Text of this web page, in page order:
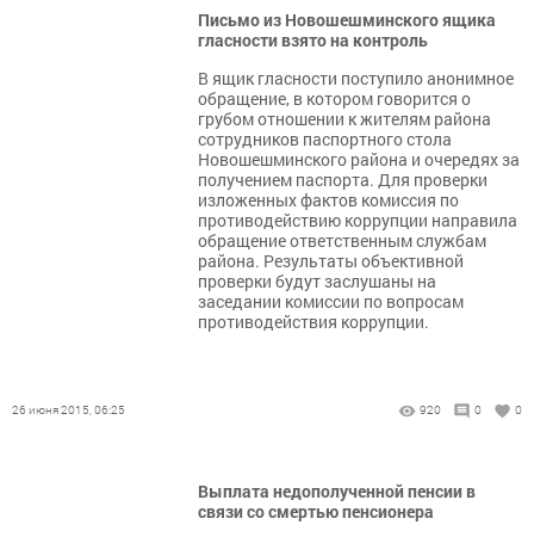
Письмо из Новошешминского ящика
гласности взято на контроль
В ящик гласности поступило анонимное
обращение, в котором говорится о
грубом отношении к жителям района
сотрудников паспортного стола
Новошешминского района и очередях за
получением паспорта. Для проверки
изложенных фактов комиссия по
противодействию коррупции направила
обращение ответственным службам
района. Результаты объективной
проверки будут заслушаны на
заседании комиссии по вопросам
противодействия коррупции.
26 июня 2015, 06:25 920 0 0
Выплата недополученной пенсии в
связи со смертью пенсионера